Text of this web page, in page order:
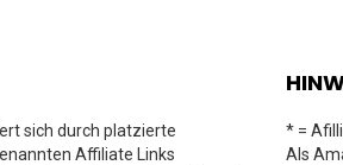
sich durch platzierte
Affiliate Links
* =
Als